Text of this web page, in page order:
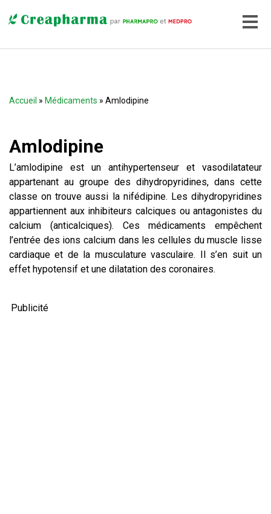
Accueil » Médicaments » Amlodipine
Amlodipine
L’amlodipine est un antihypertenseur et vasodilatateur
appartenant au groupe des dihydropyridines, dans cette
classe on trouve aussi la nifédipine. Les dihydropyridines
appartiennent aux inhibiteurs calciques ou antagonistes du
calcium (anticalciques). Ces médicaments empêchent
l’entrée des ions calcium dans les cellules du muscle lisse
cardiaque et de la musculature vasculaire. Il s’en suit un
effet hypotensif et une dilatation des coronaires.
Publicité